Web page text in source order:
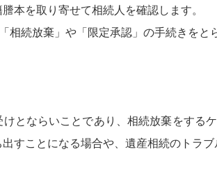
本を取り寄せて相続人を確認します。
相続放棄」や「限定承認」の手続きをと
とならいことであり、相続放棄をす
すことになる場合や、遺産相続のトラブ